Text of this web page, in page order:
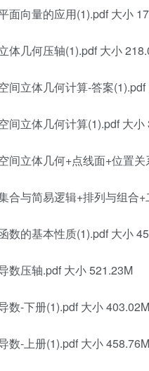
向量的应用(1).pdf 大小
几何压轴(1).pdf 大小
立体几何计算-答案(1).pdf
立体几何计算(1).pdf 大小
立体几何+点线面+位置关
与简易逻辑+排列与组合+
的基本性质(1).pdf 大小
压轴.pdf 大小 521.23M
-下册(1).pdf 大小 403.02M
-上册(1).pdf 大小 458.76M